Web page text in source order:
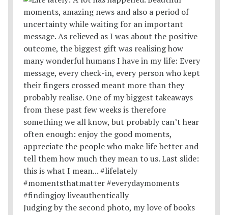
Judging by the second photo, my love of books